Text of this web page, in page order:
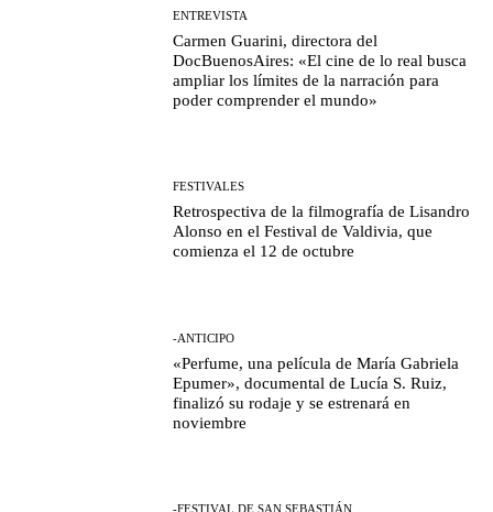
ENTREVISTA
Carmen Guarini, directora del
DocBuenosAires: «El cine de lo real busca
ampliar los límites de la narración para
poder comprender el mundo»
FESTIVALES
Retrospectiva de la filmografía de Lisandro
Alonso en el Festival de Valdivia, que
comienza el 12 de octubre
-ANTICIPO
«Perfume, una película de María Gabriela
Epumer», documental de Lucía S. Ruiz,
finalizó su rodaje y se estrenará en
noviembre
-FESTIVAL DE SAN SEBASTIÁN